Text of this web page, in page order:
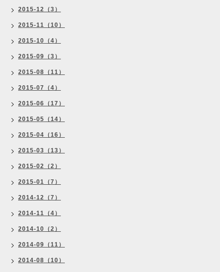
2015-12（3）
2015-11（10）
2015-10（4）
2015-09（3）
2015-08（11）
2015-07（4）
2015-06（17）
2015-05（14）
2015-04（16）
2015-03（13）
2015-02（2）
2015-01（7）
2014-12（7）
2014-11（4）
2014-10（2）
2014-09（11）
2014-08（10）